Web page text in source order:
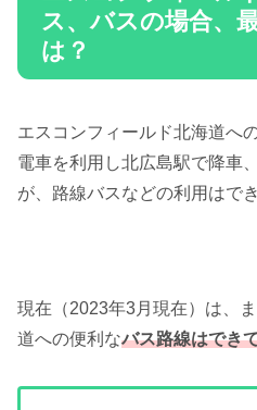
ス、バスの場合、
は？
エスコンフィールド北海道へ
電車を利用し北広島駅で降車
が、路線バスなどの利用はで
現在（2023年3月現在）は、
道への便利なバス路線はでき